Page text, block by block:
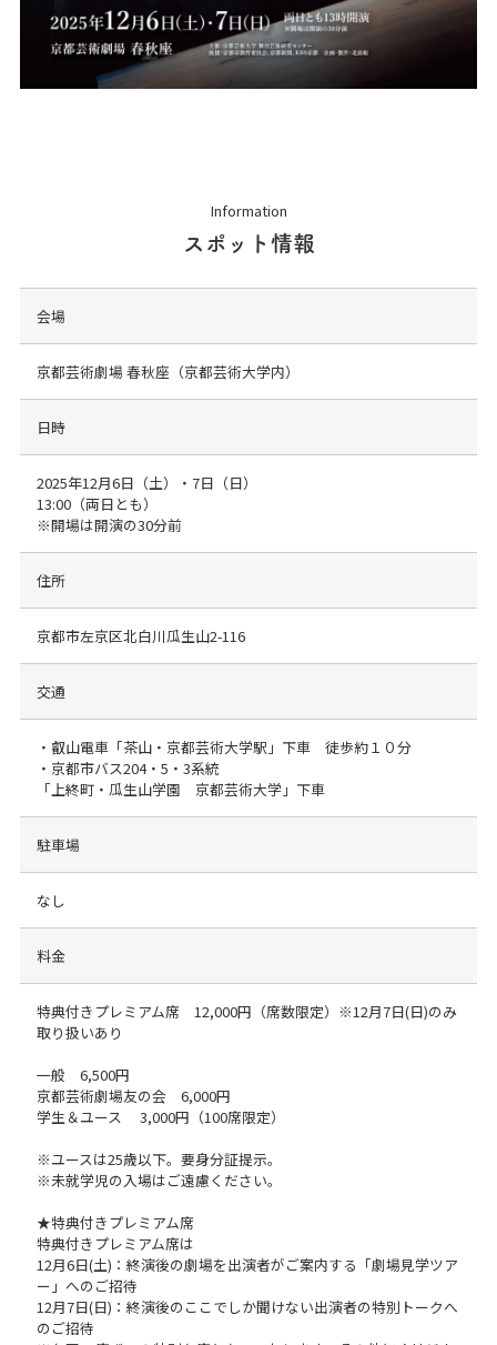
Information
スポット情報
会場
京都芸術劇場 春秋座（京都芸術大学内）
日時
2025年12月6日（土）・7日（日）
13:00（両日とも）
※開場は開演の30分前
住所
京都市左京区北白川瓜生山2-116
交通
・叡山電車「茶山・京都芸術大学駅」下車 徒歩約１０分
・京都市バス204・5・3系統
「上終町・瓜生山学園 京都芸術大学」下車
駐車場
なし
料金
特典付きプレミアム席 12,000円（席数限定）※12月7日(日)のみ
取り扱いあり
一般 6,500円
京都芸術劇場友の会 6,000円
学生＆ユース 3,000円（100席限定）
※ユースは25歳以下。要身分証提示。
※未就学児の入場はご遠慮ください。
★特典付きプレミアム席
特典付きプレミアム席は
12月6日(土)：終演後の劇場を出演者がご案内する「劇場見学ツア
ー」へのご招待
12月7日(日)：終演後のここでしか聞けない出演者の特別トークへ
のご招待